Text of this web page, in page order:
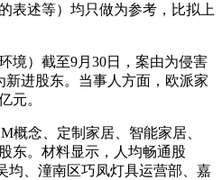
表述等）均只做为参考，比拟上
）截至9月30日，案由为侵害
新进股东。当事人方面，欧派家
元。
念、定制家居、智能家居、
东。材料显示，人均畅通股
均、潼南区巧凤灯具运营部、嘉